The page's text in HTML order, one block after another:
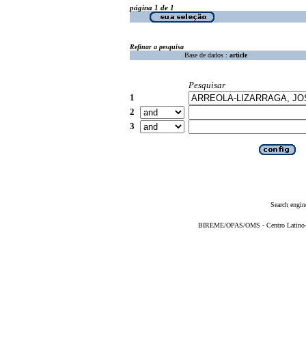
página 1 de 1
Refinar a pesquisa
Base de dados : article
Pesquisar
1
2
3
Search
BIREME/OPAS/OMS - Centro Latino-